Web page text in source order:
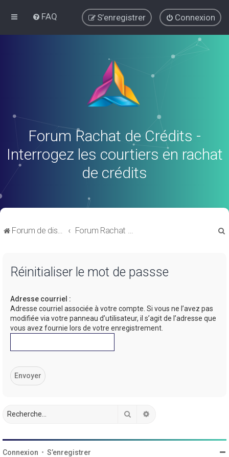
FAQ Connexion
S’enregistrer
Forum Rachat de Crédits -
Interrogez les courtiers en rachat
de crédits
Forum de discussions sur le Regroupement de Crédits et le Rachat de Crédits Forum Rachat de Crédits
Réinitialiser le mot de passse
Adresse courriel :
Adresse courriel associée à votre compte. Si vous ne l’avez pas
modifiée via votre panneau d’utilisateur, il s’agit de l’adresse que
vous avez fournie lors de votre enregistrement.
Rechercher
Connexion • S’enregistrer